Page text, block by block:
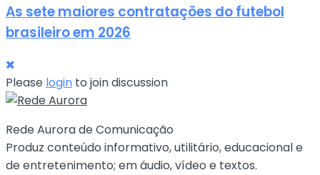
As sete maiores contratações do futebol
brasileiro em 2026
Please login to join discussion
Rede Aurora de Comunicação
Produz conteúdo informativo, utilitário, educacional e
de entretenimento; em áudio, vídeo e textos.